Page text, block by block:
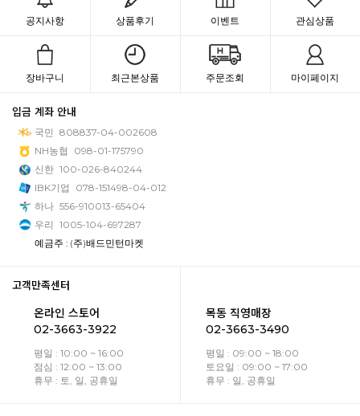
공지사항 상품후기 이벤트 관심상품
장바구니 최근본상품 주문조회 마이페이지
입금 계좌 안내
국민 808837-04-002608
NH농협
098-01-175790
신한 100-026-840244
IBK기업
078-151498-04-012
하나 556-910013-65404
우리 1005-104-697287
예금주 : (주)배드민턴마켓
고객만족센터
온라인 스토어
02-3663-3922
평일 : 10:00 ~ 16:00
점심 : 12:00 ~ 13:00
휴무 : 토, 일, 공휴일
목동 직영매장
02-3663-3490
평일 : 09:00 ~ 18:00
토요일 : 09:00 ~ 17:00
휴무 : 일, 공휴일